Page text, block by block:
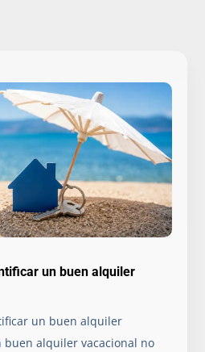
un buen alquiler
un buen alquiler
buen alquiler vacacional no